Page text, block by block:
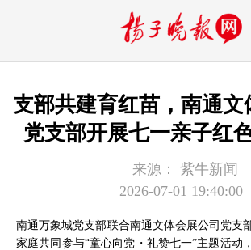
支部共建育红苗，南通文
党支部开展七一亲子红
来源：
紫牛新闻
2026-07-01 19:40:00
南通万象城党支部联合南通文体会展公司党支
家庭共同参与“童心向党・礼赞七一”主题活动